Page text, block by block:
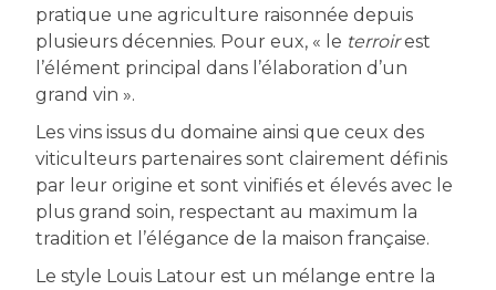
pratique une agriculture raisonnée depuis
plusieurs décennies. Pour eux, « le terroirest
l’élément principal dans l’élaboration d’un
grand vin ».
Les vins issus du domaine ainsi que ceux des
viticulteurs partenaires sont clairement définis
par leur origine et sont vinifiés et élevés avec le
plus grand soin, respectant au maximum la
tradition et l’élégance de la maison française.
Le style Louis Latour est un mélange entre la